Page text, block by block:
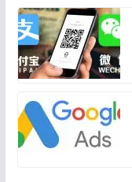
u
a
t
.